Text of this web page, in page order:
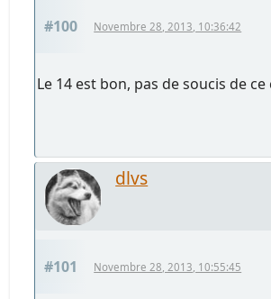
#100 Novembre 28, 2013, 10:36:42
Le 14 est bon, pas de soucis de ce
dlvs
#101 Novembre 28, 2013, 10:55:45